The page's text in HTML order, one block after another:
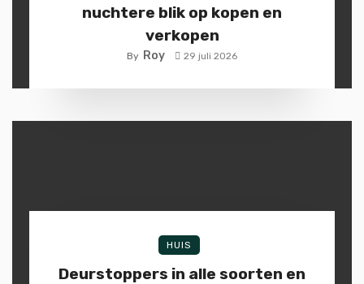
nuchtere blik op kopen en
verkopen
By Roy 29 juli 2026
HUIS
Deurstoppers in alle soorten en